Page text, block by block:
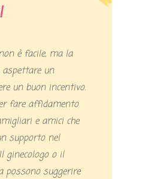
aspettare un
un buon incentivo.
fare affidamento
e amici che
supporto nel
ginecologo o il
possono suggerire